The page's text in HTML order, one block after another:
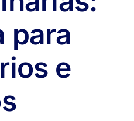
para
e